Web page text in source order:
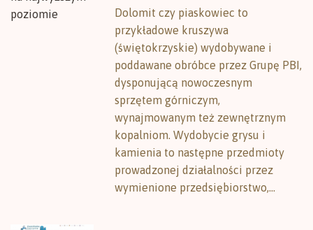
Dolomit czy piaskowiec to
przykładowe kruszywa
(świętokrzyskie) wydobywane i
poddawane obróbce przez Grupę PBI,
dysponującą nowoczesnym
sprzętem górniczym,
wynajmowanym też zewnętrznym
kopalniom. Wydobycie grysu i
kamienia to następne przedmioty
prowadzonej działalności przez
wymienione przedsiębiorstwo,...